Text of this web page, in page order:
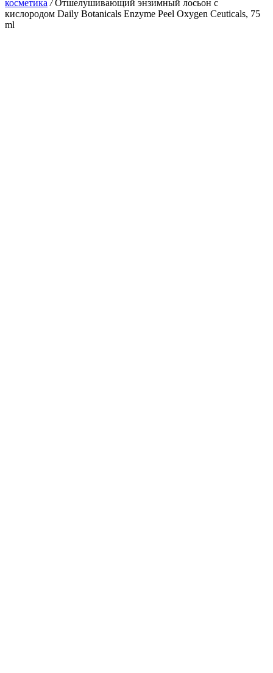
косметика /Отшелушивающий энзимный лосьон с
кислородом Daily Botanicals Enzyme Peel Oxygen Ceuticals, 75
ml